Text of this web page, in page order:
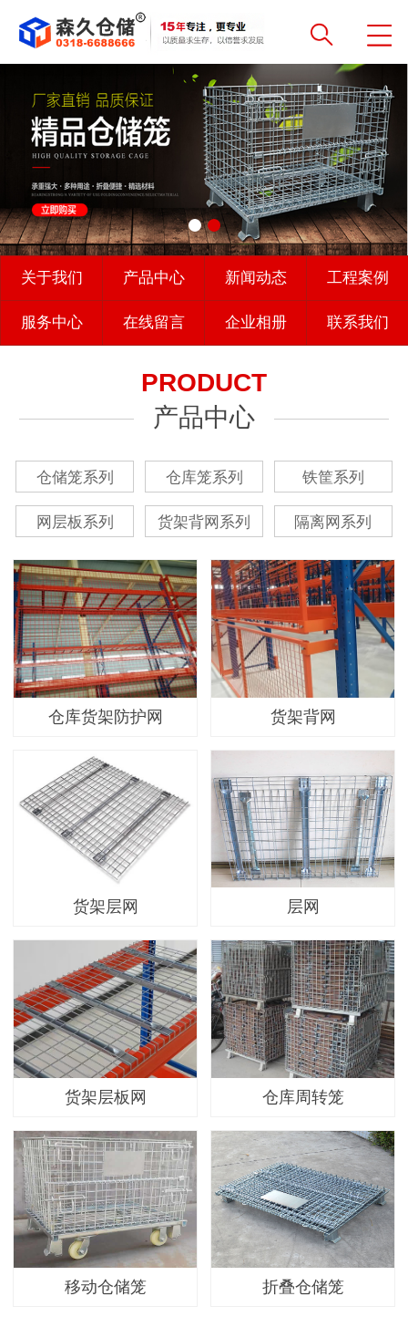
关于我们 产品中心 新闻动态 工程案例
服务中心 在线留言 企业相册 联系我们
PRODUCT
产品中心
仓储笼系列 仓库笼系列 铁筐系列
网层板系列 货架背网系列 隔离网系列
仓库货架防护网 货架背网
货架层网 层网
货架层板网 仓库周转笼
移动仓储笼 折叠仓储笼